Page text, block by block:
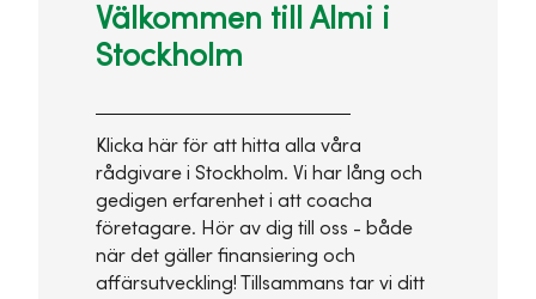
Välkommen till Almi i
Stockholm
Klicka här för att hitta alla våra
rådgivare i Stockholm. Vi har lång och
gedigen erfarenhet i att coacha
företagare. Hör av dig till oss - både
när det gäller finansiering och
affärsutveckling! Tillsammans tar vi ditt